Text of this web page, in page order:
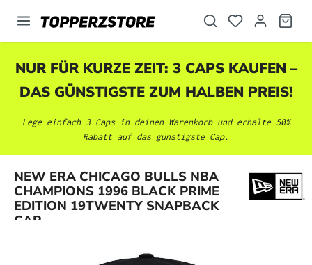
springen
NUR FÜR KURZE ZEIT: 3 CAPS KAUFEN –
DAS GÜNSTIGSTE ZUM HALBEN PREIS!
Lege einfach 3 Caps in deinen Warenkorb und erhalte 50%
Rabatt auf das günstigste Cap.
NEW ERA CHICAGO BULLS NBA
CHAMPIONS 1996 BLACK PRIME
EDITION 19TWENTY SNAPBACK
CAP
Bildergalerie überspringen